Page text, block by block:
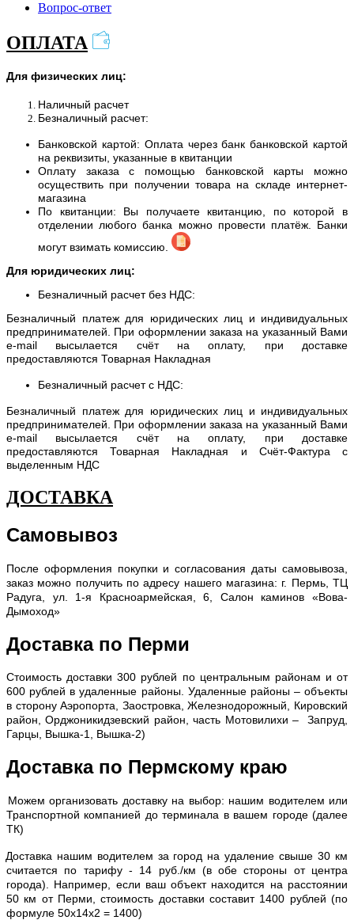
Вопрос-ответ
ОПЛАТА
Для физических лиц:
Наличный расчет
Безналичный расчет:
Банковской картой: Оплата через банк банковской картой
на реквизиты, указанные в квитанции
Оплату заказа с помощью банковской карты можно
осуществить при получении товара на складе интернет-
магазина
По квитанции: Вы получаете квитанцию, по которой в
отделении любого банка можно провести платёж. Банки
могут взимать комиссию.
Для юридических лиц:
Безналичный расчет без НДС:
Безналичный платеж для юридических лиц и индивидуальных
предпринимателей. При оформлении заказа на указанный Вами
e-mail высылается счёт на оплату, при доставке
предоставляются Товарная Накладная
Безналичный расчет с НДС:
Безналичный платеж для юридических лиц и индивидуальных
предпринимателей. При оформлении заказа на указанный Вами
e-mail высылается счёт на оплату, при доставке
предоставляются Товарная Накладная и Счёт-Фактура с
выделенным НДС
ДОСТАВКА
Самовывоз
После оформления покупки и согласования даты самовывоза,
заказ можно получить по адресу нашего магазина: г. Пермь, ТЦ
Радуга, ул. 1-я Красноармейская, 6, Салон каминов «Вова-
Дымоход»
Доставка по Перми
Стоимость доставки 300 рублей по центральным районам и от
600 рублей в удаленные районы. Удаленные районы – объекты
в сторону Аэропорта, Заостровка, Железнодорожный, Кировский
район, Орджоникидзевский район, часть Мотовилихи – Запруд,
Гарцы, Вышка-1, Вышка-2)
Доставка по Пермскому краю
Можем организовать доставку на выбор: нашим водителем или
Транспортной компанией до терминала в вашем городе (далее
ТК)
Доставка нашим водителем за город на удаление свыше 30 км
считается по тарифу - 14 руб./км (в обе стороны от центра
города). Например, если ваш объект находится на расстоянии
50 км от Перми, стоимость доставки составит 1400 рублей (по
формуле 50х14х2 = 1400)